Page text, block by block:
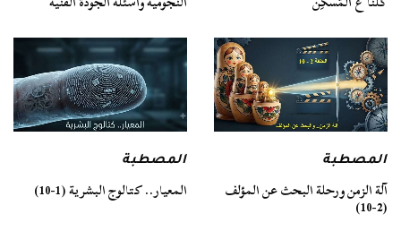
المصطبة
آلة الزمن ورحلة البحث عن المؤلف
(2-10)
المصطبة
المعيار.. كتالوج البشرية (1-10)